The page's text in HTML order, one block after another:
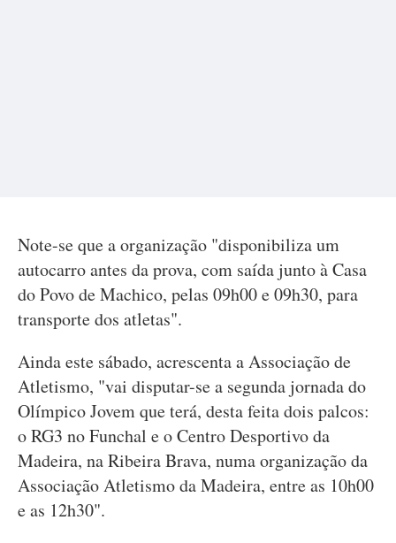
Note-se que a organização "disponibiliza um
autocarro antes da prova, com saída junto à Casa
do Povo de Machico, pelas 09h00 e 09h30, para
transporte dos atletas".
Ainda este sábado, acrescenta a Associação de
Atletismo, "vai disputar-se a segunda jornada do
Olímpico Jovem que terá, desta feita dois palcos:
o RG3 no Funchal e o Centro Desportivo da
Madeira, na Ribeira Brava, numa organização da
Associação Atletismo da Madeira, entre as 10h00
e as 12h30".